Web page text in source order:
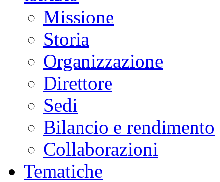
Missione
Storia
Organizzazione
Direttore
Sedi
Bilancio e rendimento
Collaborazioni
Tematiche